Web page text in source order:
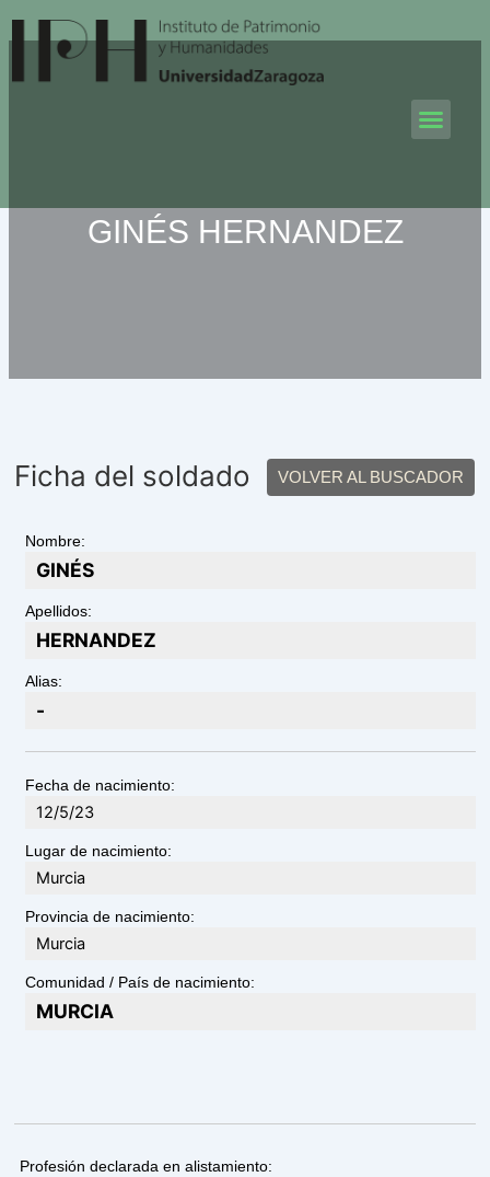
al
contenido
GINÉS HERNANDEZ
Ficha del soldado VOLVER AL BUSCADOR
Nombre:
GINÉS
Apellidos:
HERNANDEZ
Alias:
-
Fecha de nacimiento:
12/5/23
Lugar de nacimiento:
Murcia
Provincia de nacimiento:
Murcia
Comunidad / País de nacimiento:
MURCIA
Profesión declarada en alistamiento: